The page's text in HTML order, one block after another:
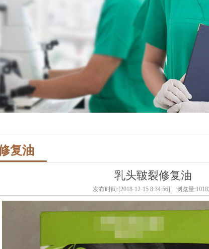
复油
乳头皲裂修复油
发布时间:[2018-12-15 8:34:56] 浏览量